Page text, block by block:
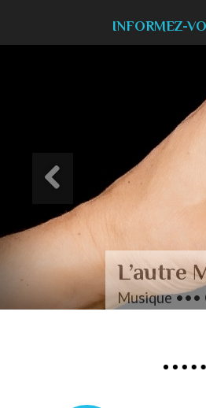
INFORMEZ-
L’autre
Musique •••